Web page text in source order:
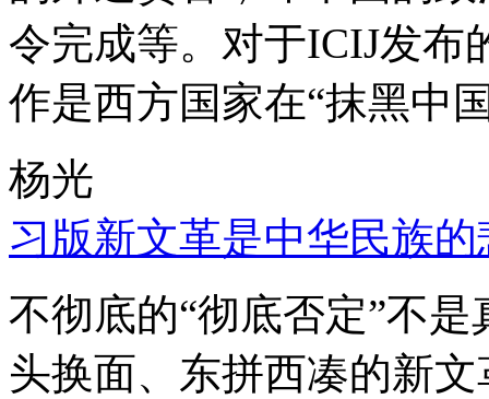
令完成等。对于ICIJ发布
作是西方国家在“抹黑中
杨光
习版新文革是中华民族的
不彻底的“彻底否定”不
头换面、东拼西凑的新